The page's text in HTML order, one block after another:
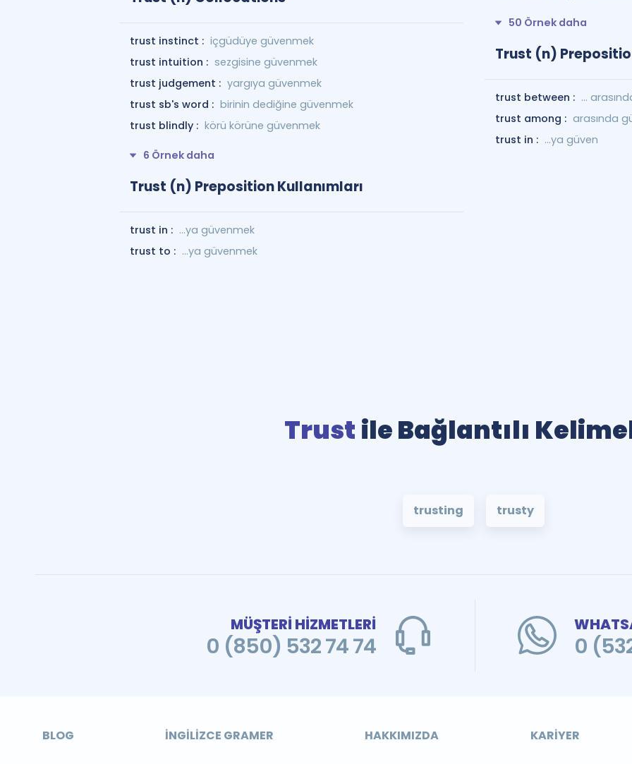
trust instinct : içgüdüye güvenmek
trust intuition : sezgisine güvenmek
trust judgement : yargıya güvenmek
trust sb's word : birinin dediğine güvenmek
trust blindly : körü körüne güvenmek
6 Örnek daha
Trust (n) Preposition Kullanımları
trust in : ...ya güvenmek
trust to : ...ya güvenmek
50 Örnek daha
Trust (n)
trust between : ...
trust among : arasında
trust in : …ya güven
Trust ile Bağlantılı
trusting trusty
MÜŞTERİ HİZMETLERİ
0 (850) 532 74 74 0
BLOG İNGILIZCE GRAMER HAKKIMIZDA KARIYER